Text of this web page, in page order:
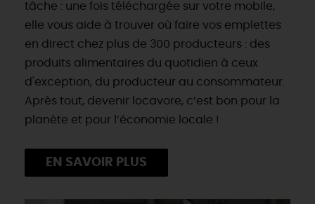
tâche : une fois téléchargée sur votre mobile,
elle vous aide à trouver où faire vos emplettes
en direct chez plus de 300 producteurs : des
produits alimentaires du quotidien à ceux
d'exception, du producteur au consommateur.
Après tout, devenir locavore, c’est bon pour la
planète et pour l’économie locale !
EN SAVOIR PLUS